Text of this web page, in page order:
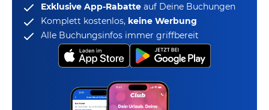
Exklusive App-Rabatte auf Deine Buchungen
Komplett kostenlos, keine Werbung
Alle Buchungsinfos immer griffbereit